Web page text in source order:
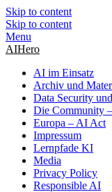
Skip to content
Skip to content
Menu
AIHero
AI im Einsatz
Archiv und
Data Security
Die Community
Europa – AI Act
Impressum
Lernpfade KI
Media
Privacy Policy
Responsible AI